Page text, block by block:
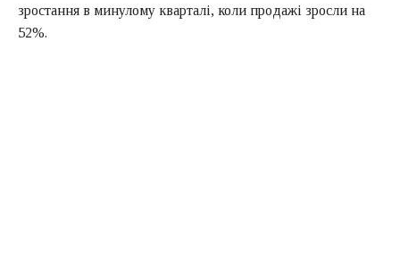
зростання в минулому кварталі, коли продажі зросли на
52%.